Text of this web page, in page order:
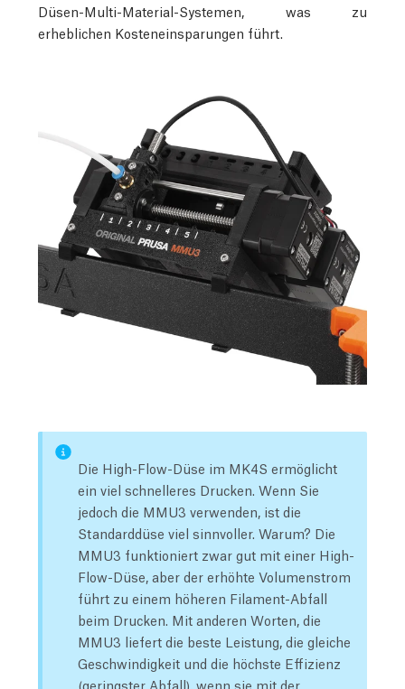
Düsen-Multi-Material-Systemen, was zu
erheblichen Kosteneinsparungen führt.
Die High-Flow-Düse im MK4S ermöglicht
ein viel schnelleres Drucken. Wenn Sie
jedoch die MMU3 verwenden, ist die
Standarddüse viel sinnvoller. Warum? Die
MMU3 funktioniert zwar gut mit einer High-
Flow-Düse, aber der erhöhte Volumenstrom
führt zu einem höheren Filament-Abfall
beim Drucken. Mit anderen Worten, die
MMU3 liefert die beste Leistung, die gleiche
Geschwindigkeit und die höchste Effizienz
(geringster Abfall), wenn sie mit der